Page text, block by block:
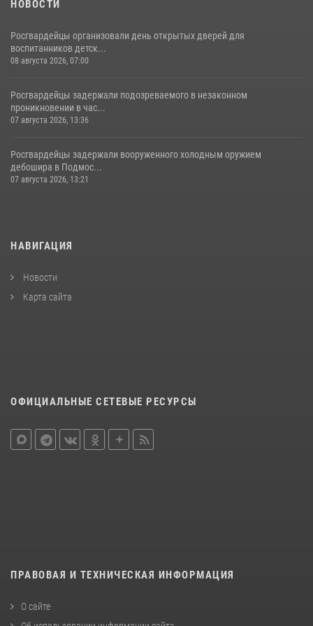
НОВОСТИ
Росгвардейцы организовали день открытых дверей для
воспитанников детск...
08 августа 2026, 07:00
Росгвардейцы задержали подозреваемого в незаконном
проникновении в час...
07 августа 2026, 13:36
Росгвардейцы задержали вооруженного холодным оружием
дебошира в Подмос...
07 августа 2026, 13:21
НАВИГАЦИЯ
Новости
Карта сайта
ОФИЦИАЛЬНЫЕ СЕТЕВЫЕ РЕСУРСЫ
ПРАВОВАЯ И ТЕХНИЧЕСКАЯ ИНФОРМАЦИЯ
О сайте